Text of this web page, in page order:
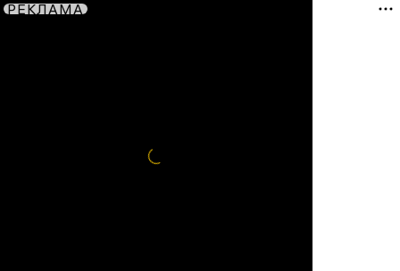
РЕКЛАМА